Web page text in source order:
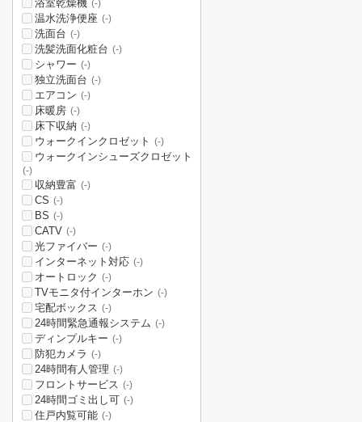
浴室乾燥機 (-)
温水洗浄便座 (-)
洗面台 (-)
洗髪洗面化粧台 (-)
シャワー (-)
独立洗面台 (-)
エアコン (-)
床暖房 (-)
床下収納 (-)
ウォークインクロゼット (-)
ウォークインシューズクロゼット
(-)
収納豊富 (-)
CS (-)
BS (-)
CATV (-)
光ファイバー (-)
インターネット対応 (-)
オートロック (-)
TVモニタ付インターホン (-)
宅配ボックス (-)
24時間緊急通報システム (-)
ディンプルキー (-)
防犯カメラ (-)
24時間有人管理 (-)
フロントサービス (-)
24時間ゴミ出し可 (-)
住戸内覧可能 (-)